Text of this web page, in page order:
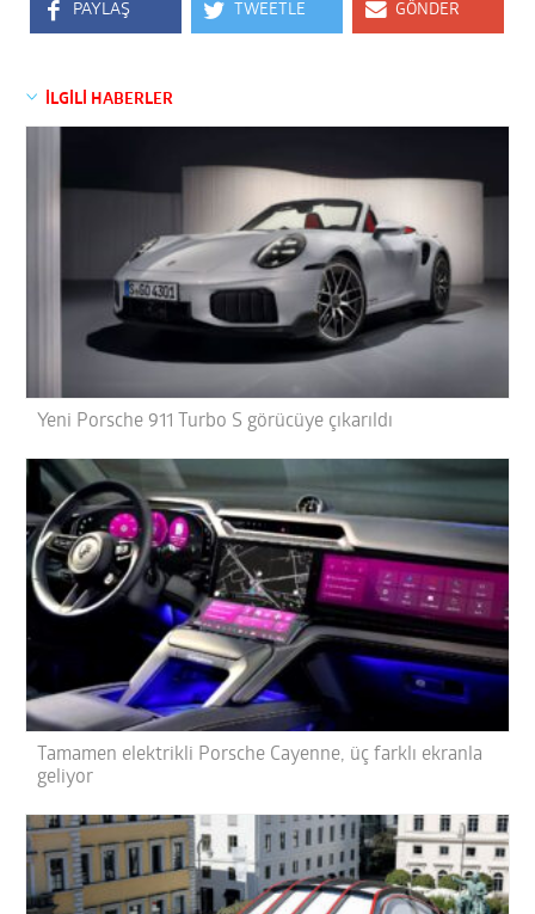
PAYLAŞ TWEETLE GÖNDER
İLGİLİ HABERLER
Yeni Porsche 911 Turbo S görücüye çıkarıldı
Tamamen elektrikli Porsche Cayenne, üç farklı ekranla
geliyor